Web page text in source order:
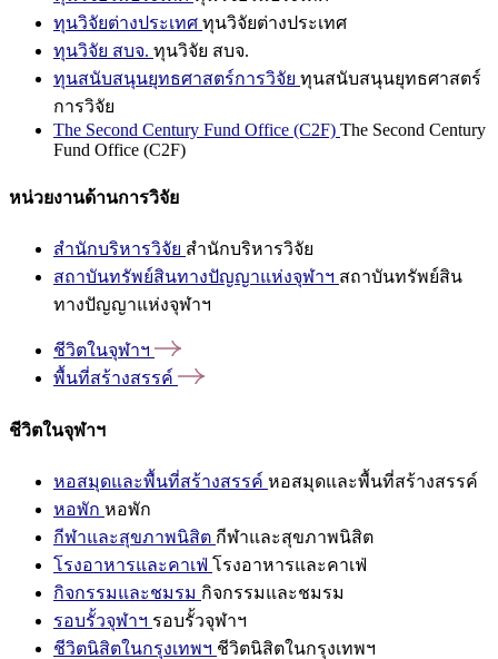
ทุนวิจัยต่างประเทศ ทุนวิจัยต่างประเทศ
ทุนวิจัย สบจ. ทุนวิจัย สบจ.
ทุนสนับสนุนยุทธศาสตร์การวิจัย ทุนสนับสนุนยุทธศาสตร์
การวิจัย
The Second Century Fund Office (C2F) The Second Century
Fund Office (C2F)
หน่วยงานด้านการวิจัย
สำนักบริหารวิจัย สำนักบริหารวิจัย
สถาบันทรัพย์สินทางปัญญาแห่งจุฬาฯ สถาบันทรัพย์สิน
ทางปัญญาแห่งจุฬาฯ
ชีวิตในจุฬาฯ
พื้นที่สร้างสรรค์
ชีวิตในจุฬาฯ
หอสมุดและพื้นที่สร้างสรรค์ หอสมุดและพื้นที่สร้างสรรค์
หอพัก หอพัก
กีฬาและสุขภาพนิสิต กีฬาและสุขภาพนิสิต
โรงอาหารและคาเฟ่ โรงอาหารและคาเฟ่
กิจกรรมและชมรม กิจกรรมและชมรม
รอบรั้วจุฬาฯ รอบรั้วจุฬาฯ
ชีวิตนิสิตในกรุงเทพฯ ชีวิตนิสิตในกรุงเทพฯ